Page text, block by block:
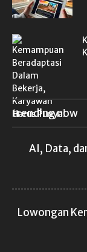
trending now
AI, Data,
Lowongan